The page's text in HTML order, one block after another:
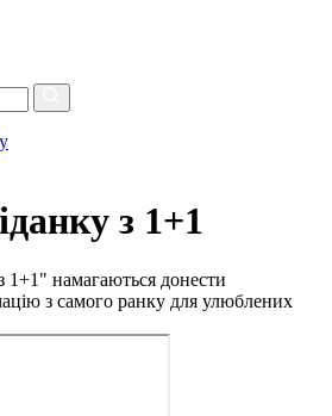
з 1+1
1+1" намагаються донести
з самого ранку для улюблених